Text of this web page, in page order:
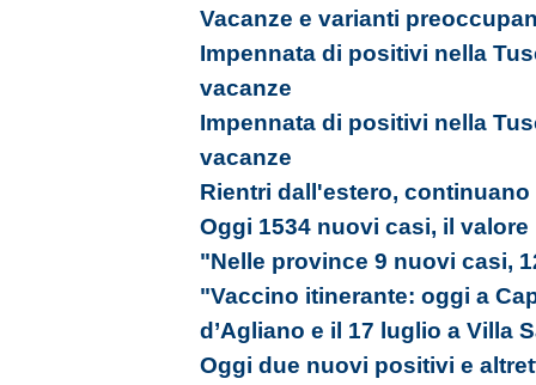
Vacanze e varianti
Impennata di positivi nella
vacanze
Impennata di positivi nella
vacanze
Rientri dall'estero,
Oggi 1534 nuovi casi, il
"Nelle province 9 nuovi casi,
"Vaccino itinerante: oggi a
d’Agliano e il 17 luglio a Villa
Oggi due nuovi positivi e